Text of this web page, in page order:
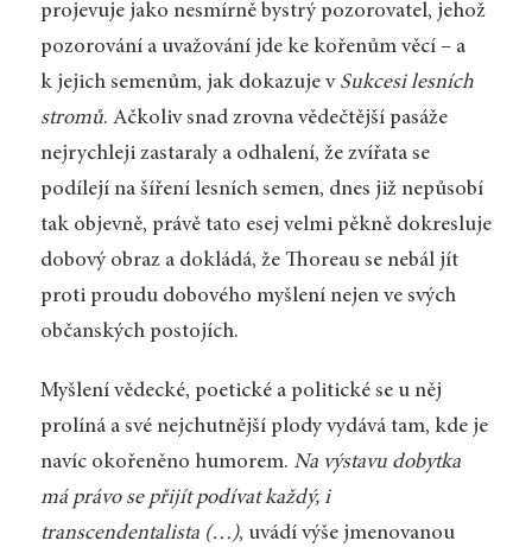
projevuje jako nesmírně bystrý pozorovatel, jehož
pozorování a uvažování jde ke kořenům věcí – a
k jejich semenům, jak dokazuje v Sukcesi lesních
stromů. Ačkoliv snad zrovna vědečtější pasáže
nejrychleji zastaraly a odhalení, že zvířata se
podílejí na šíření lesních semen, dnes již nepůsobí
tak objevně, právě tato esej velmi pěkně dokresluje
dobový obraz a dokládá, že Thoreau se nebál jít
proti proudu dobového myšlení nejen ve svých
občanských postojích.
Myšlení vědecké, poetické a politické se u něj
prolíná a své nejchutnější plody vydává tam, kde je
navíc okořeněno humorem. Na výstavu dobytka
má právo se přijít podívat každý, i
transcendentalista (…), uvádí výše jmenovanou